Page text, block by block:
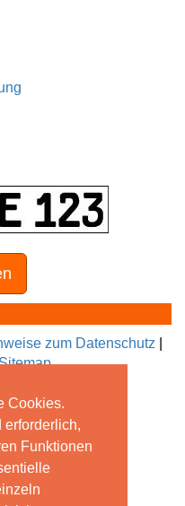
Cookies.
erforderlich,
Funktionen
zum Datenschutz